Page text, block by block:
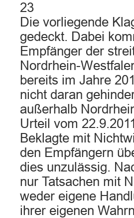
23
Die vorliegende
gedeckt. Dabei
Empfänger der
Nordrhein-
bereits im Jahre
nicht daran
außerhalb
Urteil vom
Beklagte mit
den Empfängern
dies unzulässig.
nur Tatsachen mit
weder eigene
ihrer eigenen